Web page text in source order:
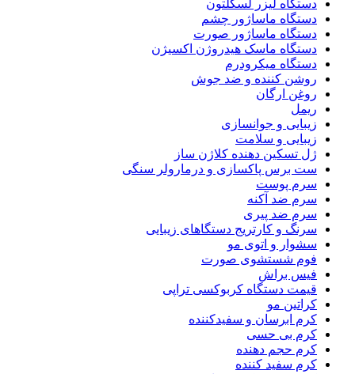
دستگاه لیزر لسکلتون
دستگاه ماساژور چشم
دستگاه ماساژور صورت
دستگاه ماسک هیدروژن اکسیژن
دستگاه میکرودرم
روشن کننده و ضد جوش
روغن ارگان
ریمل
زیبایی و جوانسازی
زیبایی و سلامت
ژل تسکین دهنده کلاژن ساز
ست برس پاکسازی و درمارولر سنگی
سرم پوست
سرم ضد آکنه
سرم ضد پیری
سرنگ و کارتریج دستگاهای زیبایی
سشوار و اتوی مو
فوم شستشوی صورت
فیس براش
قیمت دستگاه کربوکسی تراپی
کراتین مو
کرم ابرسان و سفیدکننده
کرم بی حسی
کرم حجم دهنده
کرم سفید کننده